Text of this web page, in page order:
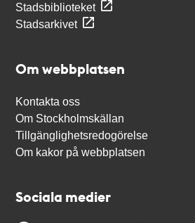
Stadsbiblioteket
Stadsarkivet
Om webbplatsen
Kontakta oss
Om Stockholmskällan
Tillgänglighetsredogörelse
Om kakor på webbplatsen
Sociala medier